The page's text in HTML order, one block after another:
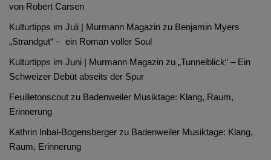
von Robert Carsen
Kulturtipps im Juli | Murmann Magazin zu Benjamin Myers
„Strandgut“ – ein Roman voller Soul
Kulturtipps im Juni | Murmann Magazin zu „Tunnelblick“ – Ein
Schweizer Debüt abseits der Spur
Feuilletonscout zu Badenweiler Musiktage: Klang, Raum,
Erinnerung
Kathrin Inbal-Bogensberger zu Badenweiler Musiktage: Klang,
Raum, Erinnerung